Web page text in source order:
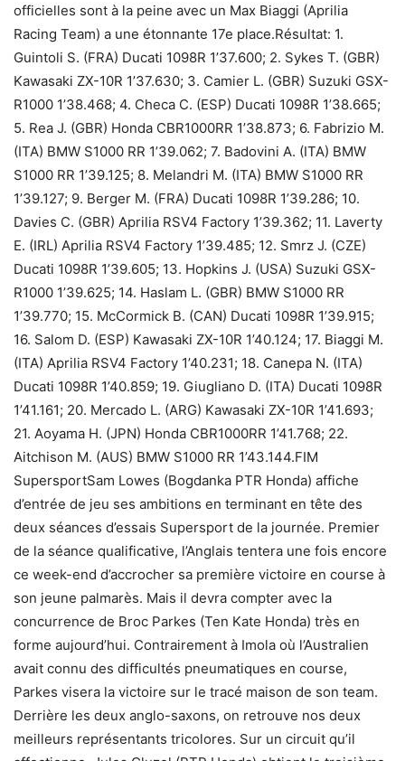
officielles sont à la peine avec un Max Biaggi (Aprilia
Racing Team) a une étonnante 17e place.Résultat: 1.
Guintoli S. (FRA) Ducati 1098R 1’37.600; 2. Sykes T. (GBR)
Kawasaki ZX-10R 1’37.630; 3. Camier L. (GBR) Suzuki GSX-
R1000 1’38.468; 4. Checa C. (ESP) Ducati 1098R 1’38.665;
5. Rea J. (GBR) Honda CBR1000RR 1’38.873; 6. Fabrizio M.
(ITA) BMW S1000 RR 1’39.062; 7. Badovini A. (ITA) BMW
S1000 RR 1’39.125; 8. Melandri M. (ITA) BMW S1000 RR
1’39.127; 9. Berger M. (FRA) Ducati 1098R 1’39.286; 10.
Davies C. (GBR) Aprilia RSV4 Factory 1’39.362; 11. Laverty
E. (IRL) Aprilia RSV4 Factory 1’39.485; 12. Smrz J. (CZE)
Ducati 1098R 1’39.605; 13. Hopkins J. (USA) Suzuki GSX-
R1000 1’39.625; 14. Haslam L. (GBR) BMW S1000 RR
1’39.770; 15. McCormick B. (CAN) Ducati 1098R 1’39.915;
16. Salom D. (ESP) Kawasaki ZX-10R 1’40.124; 17. Biaggi M.
(ITA) Aprilia RSV4 Factory 1’40.231; 18. Canepa N. (ITA)
Ducati 1098R 1’40.859; 19. Giugliano D. (ITA) Ducati 1098R
1’41.161; 20. Mercado L. (ARG) Kawasaki ZX-10R 1’41.693;
21. Aoyama H. (JPN) Honda CBR1000RR 1’41.768; 22.
Aitchison M. (AUS) BMW S1000 RR 1’43.144.FIM
SupersportSam Lowes (Bogdanka PTR Honda) affiche
d’entrée de jeu ses ambitions en terminant en tête des
deux séances d’essais Supersport de la journée. Premier
de la séance qualificative, l’Anglais tentera une fois encore
ce week-end d’accrocher sa première victoire en course à
son jeune palmarès. Mais il devra compter avec la
concurrence de Broc Parkes (Ten Kate Honda) très en
forme aujourd’hui. Contrairement à Imola où l’Australien
avait connu des difficultés pneumatiques en course,
Parkes visera la victoire sur le tracé maison de son team.
Derrière les deux anglo-saxons, on retrouve nos deux
meilleurs représentants tricolores. Sur un circuit qu’il